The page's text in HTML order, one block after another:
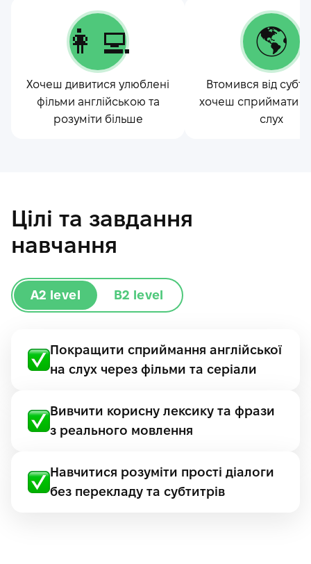
👩‍💻
Хочеш дивитися улюблені
фільми англійською та
розуміти більше
🌎
Втомився від
хочеш сприймати
слух
Цілі та завдання
навчання
A2 level B2 level
Покращити сприймання англійської
на слух через фільми та серіали
Вивчити корисну лексику та фрази
з реального мовлення
Навчитися розуміти прості діалоги
без перекладу та субтитрів